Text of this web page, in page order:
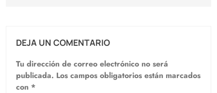
DEJA UN COMENTARIO
Tu dirección de correo electrónico no será
publicada. Los campos obligatorios están marcados
con *